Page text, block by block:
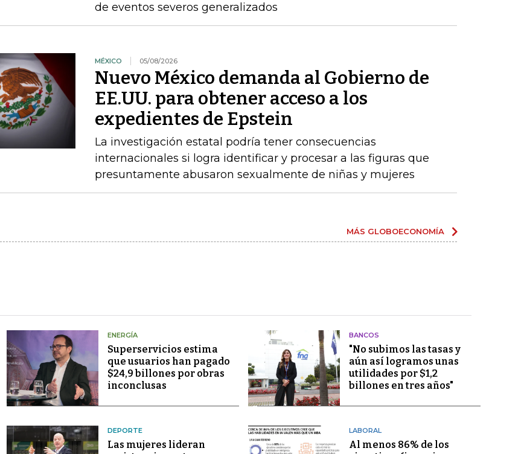
de eventos severos generalizados
MÉXICO 05/08/2026
Nuevo México demanda al Gobierno de
EE.UU. para obtener acceso a los
expedientes de Epstein
La investigación estatal podría tener consecuencias
internacionales si logra identificar y procesar a las figuras que
presuntamente abusaron sexualmente de niñas y mujeres
MÁS GLOBOECONOMÍA
ENERGÍA
Superservicios estima
que usuarios han pagado
$24,9 billones por obras
inconclusas
BANCOS
"No subimos las tasas y
aún así logramos unas
utilidades por $1,2
billones en tres años"
DEPORTE
Las mujeres lideran
LABORAL
Al menos 86% de los